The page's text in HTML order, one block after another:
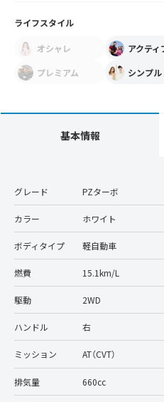
ライフスタイル
オシャレ アクティ
プレミアム
シンプル
基本情報
グレード PZターボ
カラー ホワイト
ボディタイプ 軽自動車
燃費 15.1km/L
駆動 2WD
ハンドル 右
ミッション AT（CVT）
排気量 660cc